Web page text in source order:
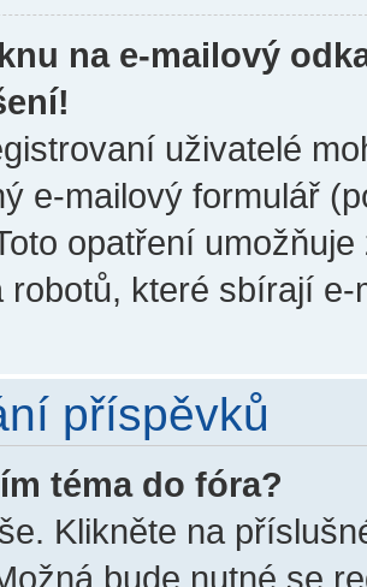
na e-mailový
uživatelé
e-mailový formulář
opatření
robotů, které sbírají e-
příspěvků
téma do fóra?
Klikněte na
bude nutné se